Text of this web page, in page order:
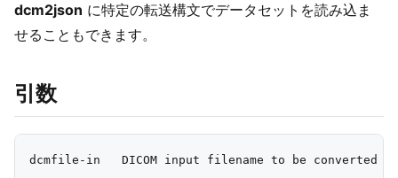
dcm2json に特定の転送構文でデータセットを読み込ま
せることもできます。
引数
dcmfile-in   DICOM input filename to be